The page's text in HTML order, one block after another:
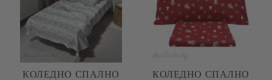
КОЛЕДНО СПАЛНО
КОЛЕДНО СПАЛНО